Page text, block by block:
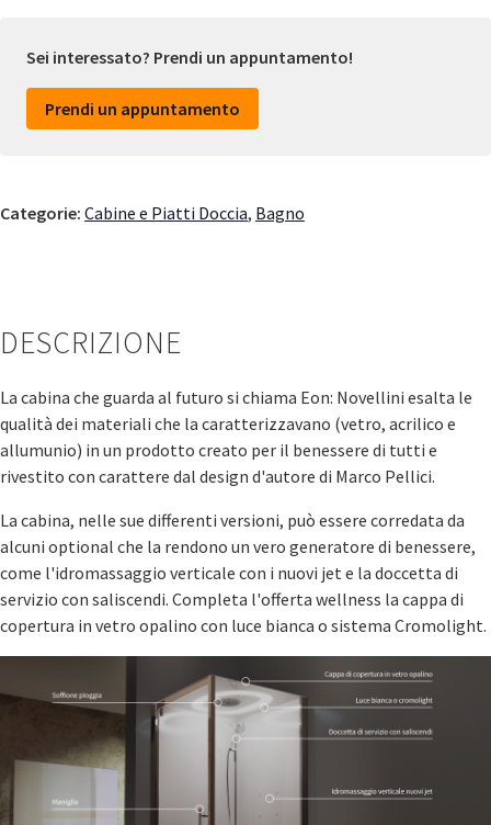
Sei interessato? Prendi un appuntamento!
Prendi un appuntamento
Categorie: Cabine e Piatti Doccia, Bagno
DESCRIZIONE
La cabina che guarda al futuro si chiama Eon: Novellini esalta le
qualità dei materiali che la caratterizzavano (vetro, acrilico e
allumunio) in un prodotto creato per il benessere di tutti e
rivestito con carattere dal design d'autore di Marco Pellici.
La cabina, nelle sue differenti versioni, può essere corredata da
alcuni optional che la rendono un vero generatore di benessere,
come l'idromassaggio verticale con i nuovi jet e la doccetta di
servizio con saliscendi. Completa l'offerta wellness la cappa di
copertura in vetro opalino con luce bianca o sistema Cromolight.